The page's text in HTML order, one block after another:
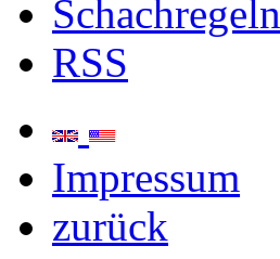
Schachregeln
RSS
Impressum
zurück